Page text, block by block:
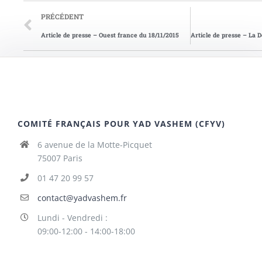
PRÉCÉDENT
Article de presse – Ouest france du 18/11/2015
COMITÉ FRANÇAIS POUR YAD VASHEM (CFYV)
6 avenue de la Motte-Picquet
75007 Paris
01 47 20 99 57
contact@yadvashem.fr
Lundi - Vendredi :
09:00-12:00 - 14:00-18:00